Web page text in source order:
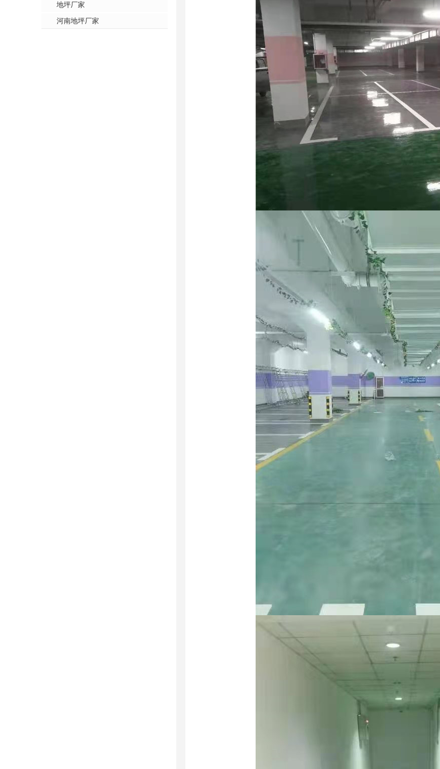
地坪厂家
河南地坪厂家